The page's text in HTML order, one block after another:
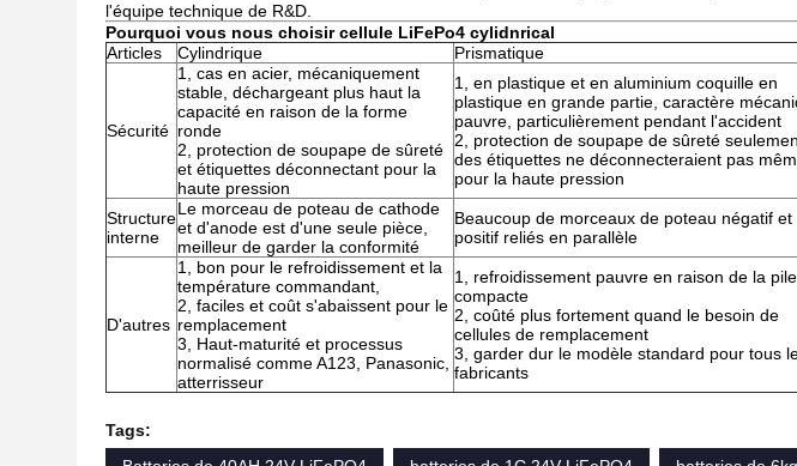
l'équipe technique de R&D.
Pourquoi vous nous choisir cellule LiFePo4 cylidnrical
Articles
Cylindrique Prismatique
Sécurité
1, cas en acier, mécaniquement
stable, déchargeant plus haut la
capacité en raison de la forme
ronde
2, protection de soupape de sûreté
et étiquettes déconnectant pour la
haute pression
1, en plastique et en aluminium coquille en
plastique en grande partie, caractère
pauvre, particulièrement pendant l'accident
2, protection de soupape de sûreté
des étiquettes ne déconnecteraient pas
pour la haute pression
Structure
interne
Le morceau de poteau de cathode
et d'anode est d'une seule pièce,
meilleur de garder la conformité
Beaucoup de morceaux de poteau négatif et
positif reliés en parallèle
D'autres
1, bon pour le refroidissement et la
température commandant,
2, faciles et coût s'abaissent pour le
remplacement
3, Haut-maturité et processus
normalisé comme A123, Panasonic,
atterrisseur
1, refroidissement pauvre en raison de la pile
compacte
2, coûté plus fortement quand le besoin de
cellules de remplacement
3, garder dur le modèle standard pour tous
fabricants
Tags: